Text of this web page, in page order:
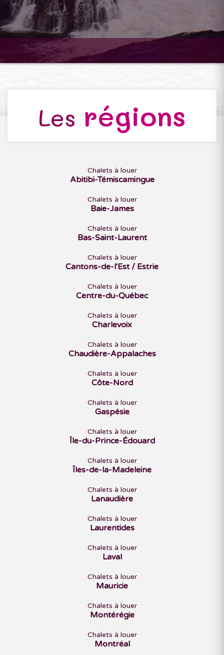
Les régions
Chalets à louer
Abitibi-Témiscamingue
Chalets à louer
Baie-James
Chalets à louer
Bas-Saint-Laurent
Chalets à louer
Cantons-de-l'Est / Estrie
Chalets à louer
Centre-du-Québec
Chalets à louer
Charlevoix
Chalets à louer
Chaudière-Appalaches
Chalets à louer
Côte-Nord
Chalets à louer
Gaspésie
Chalets à louer
Île-du-Prince-Édouard
Chalets à louer
Îles-de-la-Madeleine
Chalets à louer
Lanaudière
Chalets à louer
Laurentides
Chalets à louer
Laval
Chalets à louer
Mauricie
Chalets à louer
Montérégie
Chalets à louer
Montréal